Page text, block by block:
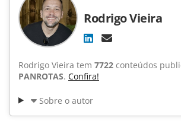
Rodrigo Vieira
Rodrigo Vieira tem 7722 conteúdos
PANROTAS. Confira!
Sobre o autor